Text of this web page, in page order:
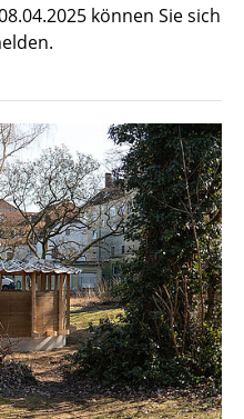
können Sie sich